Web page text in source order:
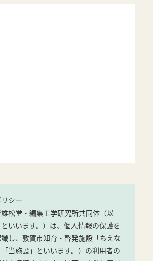
シー
松堂・編集工学研究所共同体（以
いいます。）は、個人情報の保護を
し、敦賀市知育・啓発施設「ちえな
当施設」といいます。）の利用者の